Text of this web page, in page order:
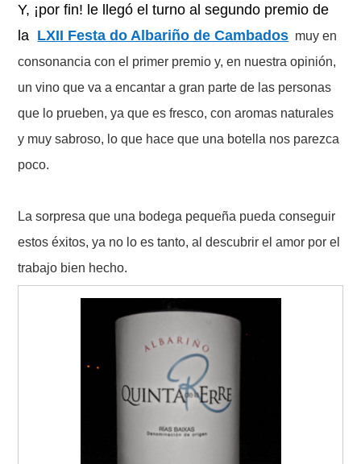
Y, ¡por fin! le llegó el turno al segundo premio de
la LXII Festa do Albariño de Cambados muy en
consonancia con el primer premio y, en nuestra opinión,
un vino que va a encantar a gran parte de las personas
que lo prueben, ya que es fresco, con aromas naturales
y muy sabroso, lo que hace que una botella nos parezca
poco.
La sorpresa que una bodega pequeña pueda conseguir
estos éxitos, ya no lo es tanto, al descubrir el amor por el
trabajo bien hecho.